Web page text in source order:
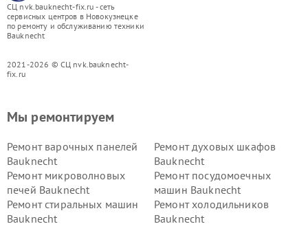
СЦ nvk.bauknecht-fix.ru - сеть
сервисных центров в Новокузнецке
по ремонту и обслуживанию техники
Bauknecht
2021-2026 © СЦ nvk.bauknecht-
fix.ru
Мы ремонтируем
Ремонт варочных панелей
Bauknecht
Ремонт духовых шкафов
Bauknecht
Ремонт микроволновых
печей Bauknecht
Ремонт посудомоечных
машин Bauknecht
Ремонт стиральных машин
Bauknecht
Ремонт холодильников
Bauknecht